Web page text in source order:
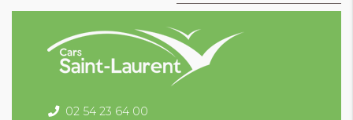
02 54 23 64 00